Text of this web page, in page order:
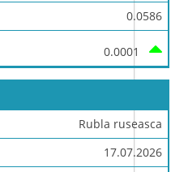
0.0586
0.0001
Rubla ruseasca
17.07.2026